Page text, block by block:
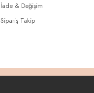
İade & Değişim
Sipariş Takip